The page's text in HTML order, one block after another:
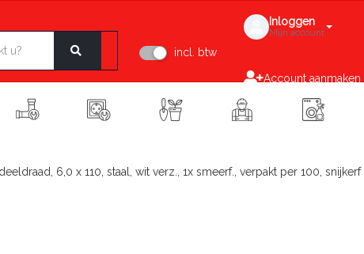
incl. btw
Inloggen
Mijn account
Account aanmaken
6,0 x 110, staal, wit verz., 1x smeerf., verpakt per 100, snijkerf